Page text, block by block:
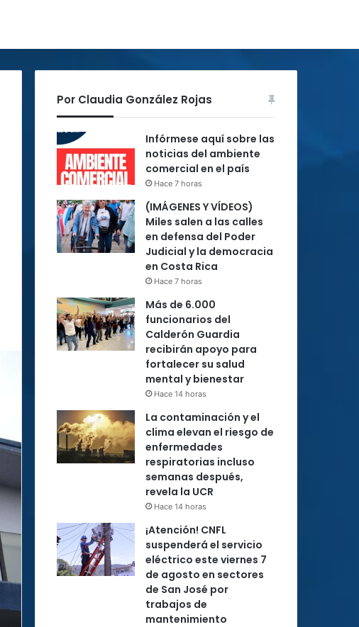
Por Claudia González Rojas
Infórmese aquí sobre las
noticias del ambiente
comercial en el país
Hace 7 horas
(IMÁGENES Y VÍDEOS)
Miles salen a las calles
en defensa del Poder
Judicial y la democracia
en Costa Rica
Hace 7 horas
Más de 6.000
funcionarios del
Calderón Guardia
recibirán apoyo para
fortalecer su salud
mental y bienestar
Hace 14 horas
La contaminación y el
clima elevan el riesgo de
enfermedades
respiratorias incluso
semanas después,
revela la UCR
Hace 14 horas
¡Atención! CNFL
suspenderá el servicio
eléctrico este viernes 7
de agosto en sectores
de San José por
trabajos de
mantenimiento